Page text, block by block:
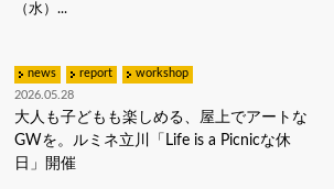
（水）...
news report
workshop
2026.05.28
大人も子どもも楽しめる、屋上でアートな
GWを。ルミネ立川「Life is a Picnicな休
日」開催